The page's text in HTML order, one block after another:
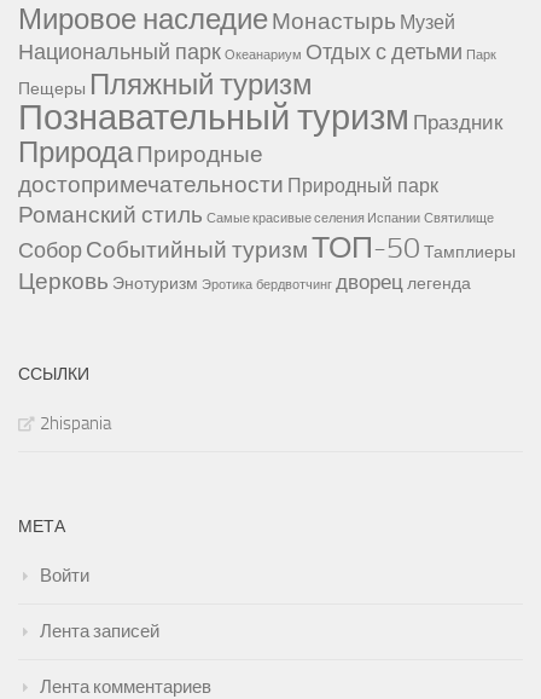
Мировое наследиеМонастырь Музей
Национальный парк Океанариум Отдых с детьми Парк
Пещеры Пляжный туризм
Познавательный туризм Праздник
ПриродаПриродные
достопримечательности Природный парк
Романский стиль Самые красивые селения Испании Святилище
СоборСобытийный туризмТОП-50 Тамплиеры
Церковь Энотуризм Эротика бердвотчинг дворец легенда
ССЫЛКИ
2hispania
МЕТА
Войти
Лента записей
Лента комментариев